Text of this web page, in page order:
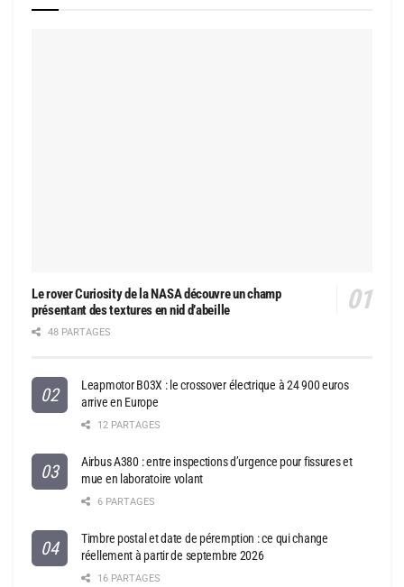
Le rover Curiosity de la NASA découvre un champ
présentant des textures en nid d’abeille
48 PARTAGES
Leapmotor B03X : le crossover électrique à 24 900 euros
arrive en Europe
12 PARTAGES
Airbus A380 : entre inspections d’urgence pour fissures et
mue en laboratoire volant
6 PARTAGES
Timbre postal et date de péremption : ce qui change
réellement à partir de septembre 2026
16 PARTAGES